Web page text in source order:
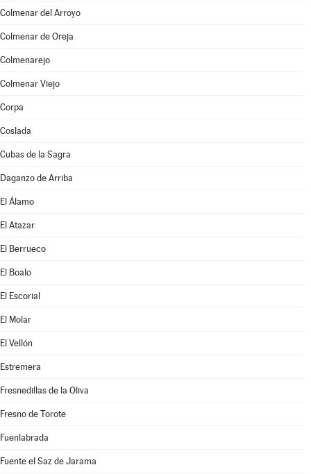
Colmenar del Arroyo
Colmenar de Oreja
Colmenarejo
Colmenar Viejo
Corpa
Coslada
Cubas de la Sagra
Daganzo de Arriba
El Álamo
El Atazar
El Berrueco
El Boalo
El Escorial
El Molar
El Vellón
Estremera
Fresnedillas de la Oliva
Fresno de Torote
Fuenlabrada
Fuente el Saz de Jarama